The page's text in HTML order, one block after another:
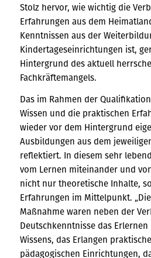
Stolz hervor, wie wichtig die
Erfahrungen aus dem
Kenntnissen aus der
Kindertageseinrichtungen ist,
Hintergrund des aktuell
Fachkräftemangels.
Das im Rahmen der
Wissen und die praktischen
wieder vor dem Hintergrund
Ausbildungen aus dem
reflektiert. In diesem sehr
vom Lernen miteinander und
nicht nur theoretische Inhalte,
Erfahrungen im Mittelpunkt.
Maßnahme waren neben der
Deutschkenntnisse das
Wissens, das Erlangen
pädagogischen Einrichtungen,